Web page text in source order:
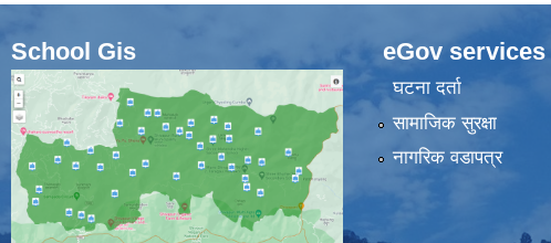
School Gis eGov services
घटना दर्ता
सामाजिक सुरक्षा
नागरिक वडापत्र